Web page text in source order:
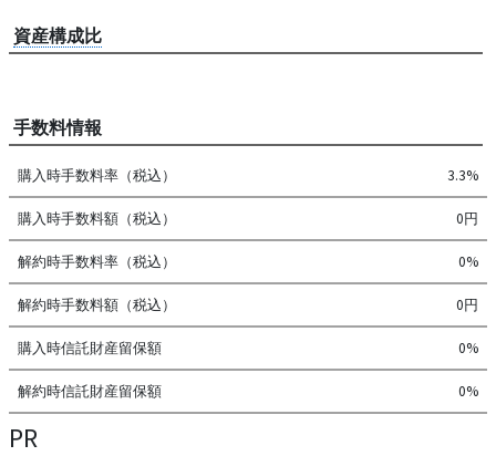
資産構成比
手数料情報
購入時手数料率（税込） 3.3%
購入時手数料額（税込） 0円
解約時手数料率（税込） 0%
解約時手数料額（税込） 0円
購入時信託財産留保額 0%
解約時信託財産留保額 0%
PR